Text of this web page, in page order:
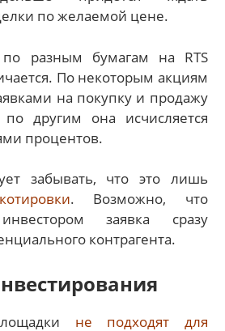
по желаемой цене.
по разным бумагам на RTS
По некоторым акциям
на покупку и продажу
по другим она исчисляется
процентов.
забывать, что это лишь
. Возможно, что
заявка сразу
контрагента.
не подходят для